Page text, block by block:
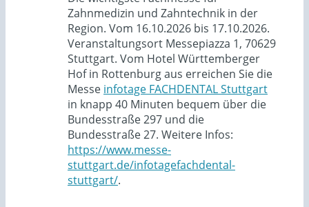
Zahnmedizin und Zahntechnik in der
Region. Vom 16.10.2026 bis 17.10.2026.
Veranstaltungsort Messepiazza 1, 70629
Stuttgart. Vom Hotel Württemberger
Hof in Rottenburg aus erreichen Sie die
Messe infotage FACHDENTAL Stuttgart
in knapp 40 Minuten bequem über die
Bundesstraße 297 und die
Bundesstraße 27. Weitere Infos:
https://www.messe-
stuttgart.de/infotagefachdental-
stuttgart/.